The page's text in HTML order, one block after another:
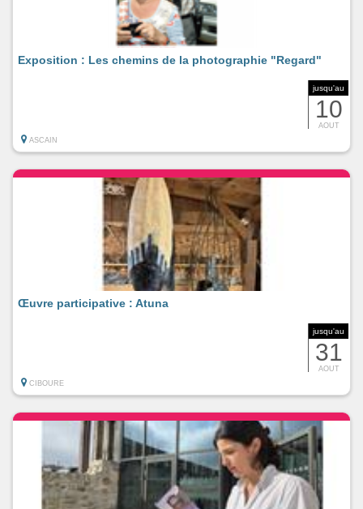
jusqu'au
10
AOUT
Exposition : Les chemins de la photographie "Regard"
ASCAIN
jusqu'au
31
AOUT
Œuvre participative : Atuna
CIBOURE